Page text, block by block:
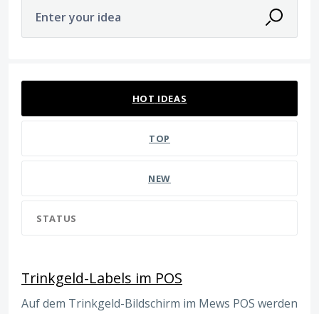
Enter your idea
HOT IDEAS
TOP
NEW
STATUS
Trinkgeld-Labels im POS
Auf dem Trinkgeld-Bildschirm im Mews POS werden